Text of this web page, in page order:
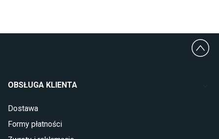
Wanny Cersanit
Sypialnia
Wykładzina do sypialni
Szafy do sypialni
OBSŁUGA KLIENTA
Dostawa
Formy płatności